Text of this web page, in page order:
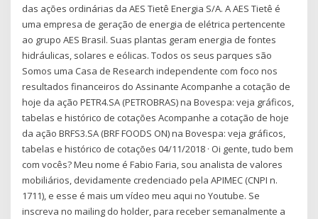
das ações ordinárias da AES Tietê Energia S/A. A AES Tietê é
uma empresa de geração de energia de elétrica pertencente
ao grupo AES Brasil. Suas plantas geram energia de fontes
hidráulicas, solares e eólicas. Todos os seus parques são
Somos uma Casa de Research independente com foco nos
resultados financeiros do Assinante Acompanhe a cotação de
hoje da ação PETR4.SA (PETROBRAS) na Bovespa: veja gráficos,
tabelas e histórico de cotações Acompanhe a cotação de hoje
da ação BRFS3.SA (BRF FOODS ON) na Bovespa: veja gráficos,
tabelas e histórico de cotações 04/11/2018 · Oi gente, tudo bem
com vocês? Meu nome é Fabio Faria, sou analista de valores
mobiliários, devidamente credenciado pela APIMEC (CNPI n.
1711), e esse é mais um vídeo meu aqui no Youtube. Se
inscreva no mailing do holder, para receber semanalmente a